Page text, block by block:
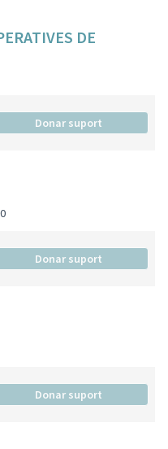
DE
Donar suport
0
Donar suport
Donar suport